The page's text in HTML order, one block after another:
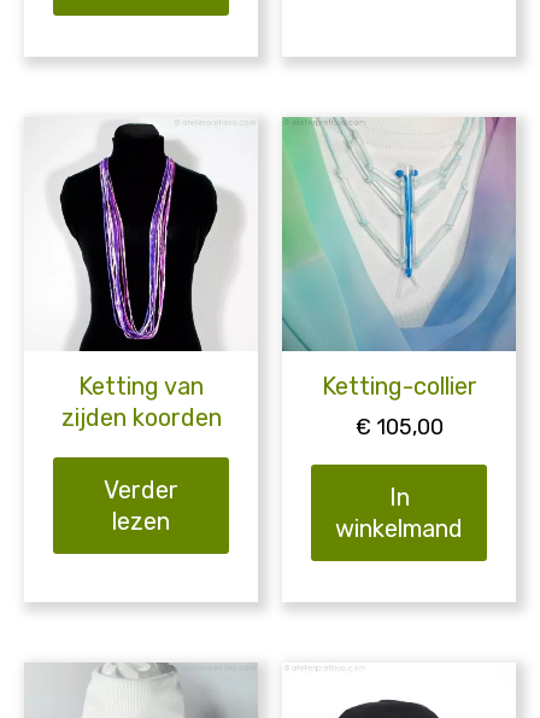
Ketting van
zijden koorden
Verder
lezen
Ketting-collier
€ 105,00
In
winkelmand